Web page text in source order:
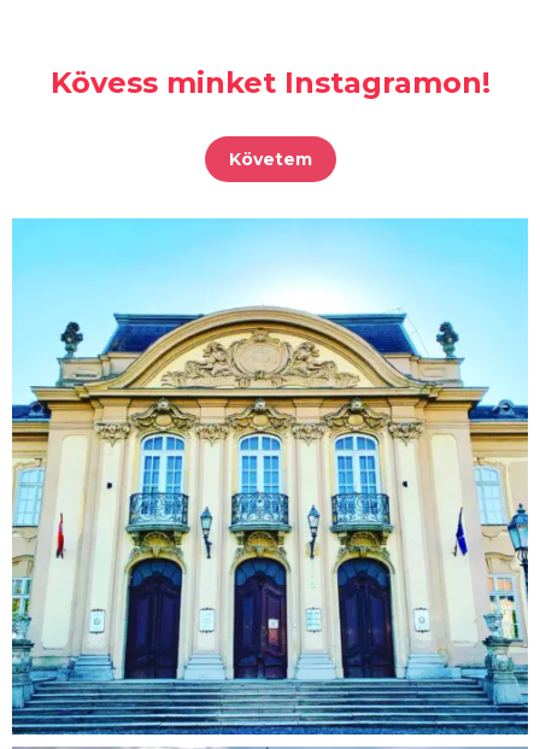
Kövess minket Instagramon!
Követem